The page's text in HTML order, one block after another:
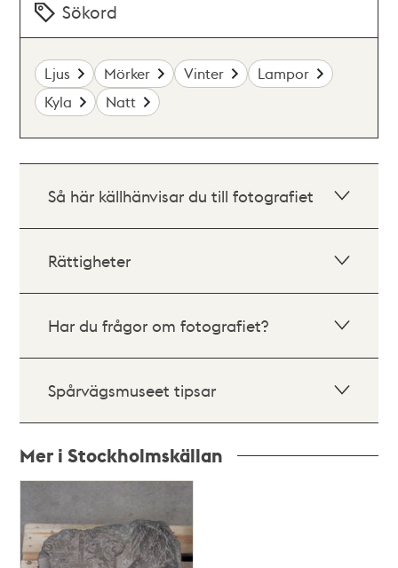
Sökord
Ljus Mörker Vinter
Lampor
Kyla
Natt
Så här källhänvisar du till fotografiet
Rättigheter
Har du frågor om fotografiet?
Spårvägsmuseet tipsar
Mer i Stockholmskällan
och
teman